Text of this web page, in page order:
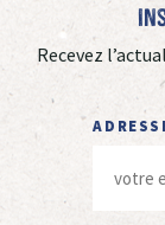
Recevez